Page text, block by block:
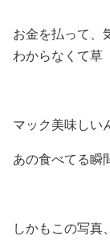
お金を払って、
わからなくて草
マック美味しい
あの食べてる瞬
しかもこの写真